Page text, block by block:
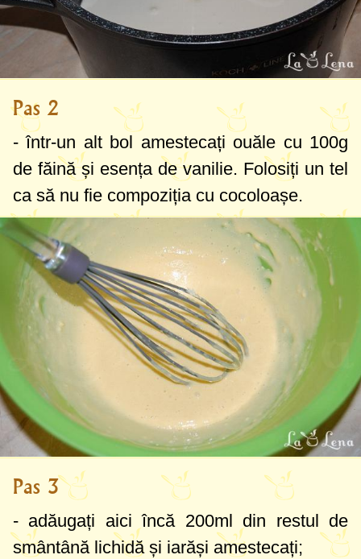
Pas 2
- într-un alt bol amestecați ouăle cu 100g
de făină și esența de vanilie. Folosiți un tel
ca să nu fie compoziția cu cocoloașe.
Pas 3
- adăugați aici încă 200ml
din restul de
smântână lichidă și iarăși amestecați;